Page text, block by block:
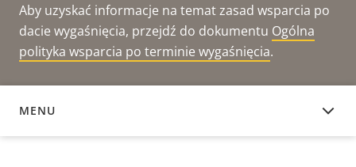
Aby uzyskać informacje na temat zasad wsparcia po
dacie wygaśnięcia, przejdź do dokumentu Ogólna
polityka wsparcia po terminie wygaśnięcia.
MENU
DOKUMENTACJA